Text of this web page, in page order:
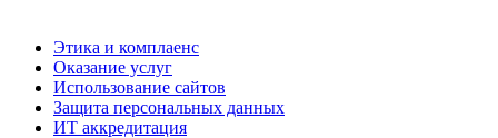
Этика и комплаенс
Оказание услуг
Использование сайтов
Защита персональных данных
ИТ аккредитация